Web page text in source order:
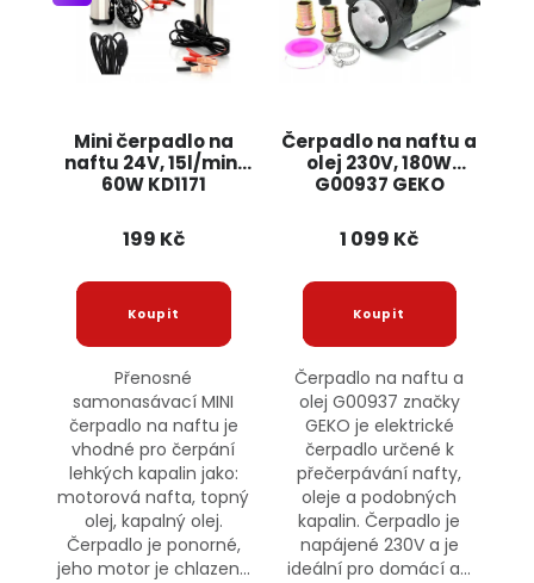
Mini čerpadlo na
naftu 24V, 15l/min,
60W KD1171
199 Kč
Přenosné
samonasávací MINI
čerpadlo na naftu je
vhodné pro čerpání
lehkých kapalin jako:
motorová nafta, topný
olej, kapalný olej.
Čerpadlo je ponorné,
jeho motor je chlazen...
Čerpadlo na naftu a
olej 230V, 180W
G00937 GEKO
1 099 Kč
Čerpadlo na naftu a
olej G00937 značky
GEKO je elektrické
čerpadlo určené k
přečerpávání nafty,
oleje a podobných
kapalin. Čerpadlo je
napájené 230V a je
ideální pro domácí a...